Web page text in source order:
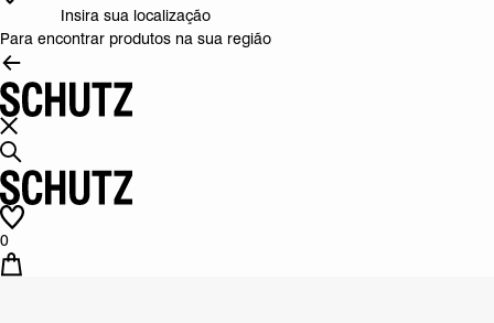
Insira sua localização
Para encontrar produtos na sua região
0